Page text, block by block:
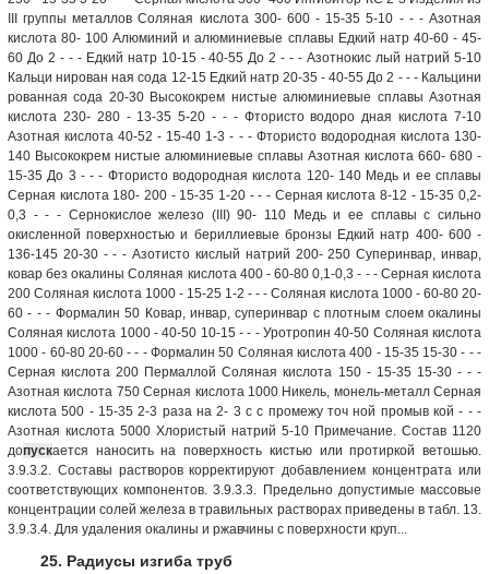
III группы металлов Соляная кислота 300- 600 - 15-35 5-10 - - - Азотная
кислота 80- 100 Алюминий и алюминиевые сплавы Едкий натр 40-60 - 45-
60 До 2 - - - Едкий натр 10-15 - 40-55 До 2 - - - Азотнокис лый натрий 5-10
Кальци нирован ная сода 12-15 Едкий натр 20-35 - 40-55 До 2 - - - Кальцини
рованная сода 20-30 Высококрем нистые алюминиевые сплавы Азотная
кислота 230- 280 - 13-35 5-20 - - - Фтористо водоро дная кислота 7-10
Азотная кислота 40-52 - 15-40 1-3 - - - Фтористо водородная кислота 130-
140 Высококрем нистые алюминиевые сплавы Азотная кислота 660- 680 -
15-35 До 3 - - - Фтористо водородная кислота 120- 140 Медь и ее сплавы
Серная кислота 180- 200 - 15-35 1-20 - - - Серная кислота 8-12 - 15-35 0,2-
0,3 - - - Сернокислое железо (III) 90- 110 Медь и ее сплавы с сильно
окисленной поверхностью и бериллиевые бронзы Едкий натр 400- 600 -
136-145 20-30 - - - Азотисто кислый натрий 200- 250 Суперинвар, инвар,
ковар без окалины Соляная кислота 400 - 60-80 0,1-0,3 - - - Серная кислота
200 Соляная кислота 1000 - 15-25 1-2 - - - Соляная кислота 1000 - 60-80 20-
60 - - - Формалин 50 Ковар, инвар, суперинвар с плотным слоем окалины
Соляная кислота 1000 - 40-50 10-15 - - - Уротропин 40-50 Соляная кислота
1000 - 60-80 20-60 - - - Формалин 50 Соляная кислота 400 - 15-35 15-30 - - -
Серная кислота 200 Пермаллой Соляная кислота 150 - 15-35 15-30 - - -
Азотная кислота 750 Серная кислота 1000 Никель, монель-металл Серная
кислота 500 - 15-35 2-3 раза на 2- 3 с с промежу точ ной промыв кой - - -
Азотная кислота 5000 Хлористый натрий 5-10 Примечание. Состав 1120
допускается наносить на поверхность кистью или протиркой ветошью.
3.9.3.2. Составы растворов корректируют добавлением концентрата или
соответствующих компонентов. 3.9.3.3. Предельно допустимые массовые
концентрации солей железа в травильных растворах приведены в табл. 13.
3.9.3.4. Для удаления окалины и ржавчины с поверхности круп...
25. Радиусы изгиба труб